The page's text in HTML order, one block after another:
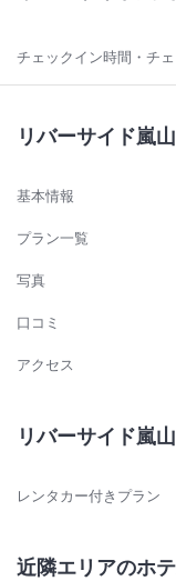
チェックイン時間・チ
リバーサイド嵐
基本情報
プラン一覧
写真
口コミ
アクセス
リバーサイド嵐
レンタカー付きプラン
近隣エリアのホ